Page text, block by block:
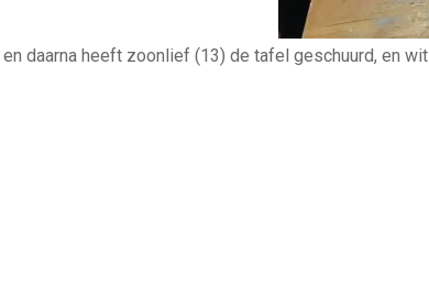
daarna heeft zoonlief (13) de tafel geschuurd, en wit